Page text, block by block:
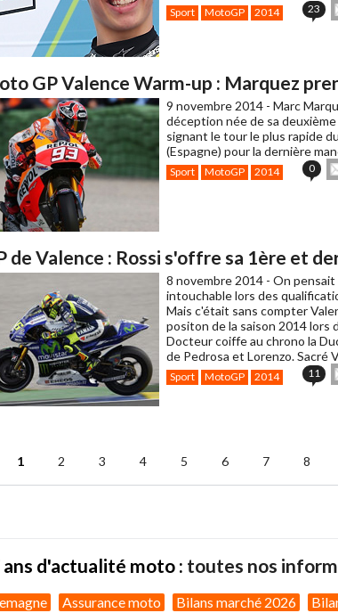
Sport MotoGP 2014 23
GP Valence Warm-up : Marquez
9 novembre 2014 - Marc
déception née de sa
signant le tour le plus rapide
(Espagne) pour la dernière
Sport MotoGP 2014 0
de Valence : Rossi s'offre sa 1ère et
8 novembre 2014 - On pensait
intouchable lors des
Mais c'était sans compter
positon de la saison 2014 lors
Docteur coiffe au chrono la
de Pedrosa et Lorenzo. Sacré
Sport MotoGP 2014 11
1 2 3 4 5 6 7 8
ans d'actualité moto : toutes nos
Assurance moto Bilans marché 2026